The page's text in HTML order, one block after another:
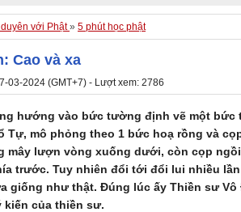
với Phật» 5 phút học phật
Cao và xa
03-2024 (GMT+7) - Lượt xem: 2786
hướng vào bức tường định vẽ một
Tự, mô phỏng theo 1 bức hoạ rồng và
mây lượn vòng xuống dưới, còn cọp
trước. Tuy nhiên đổi tới đổi lui nhiều
giống như thật. Đúng lúc ấy Thiền sư
kiến của thiền sư.